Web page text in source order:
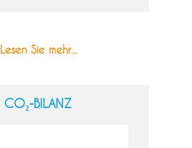
Lesen Sie mehr...
CO₂-BILANZ